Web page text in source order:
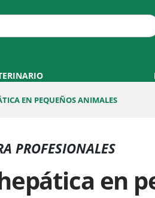
EN PEQUEÑOS ANIMALES
PROFESIONALES
en